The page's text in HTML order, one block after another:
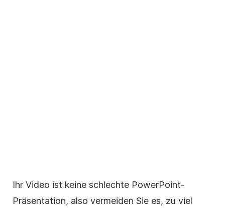
Ihr Video ist keine schlechte PowerPoint-
Präsentation, also vermeiden Sie es, zu viel